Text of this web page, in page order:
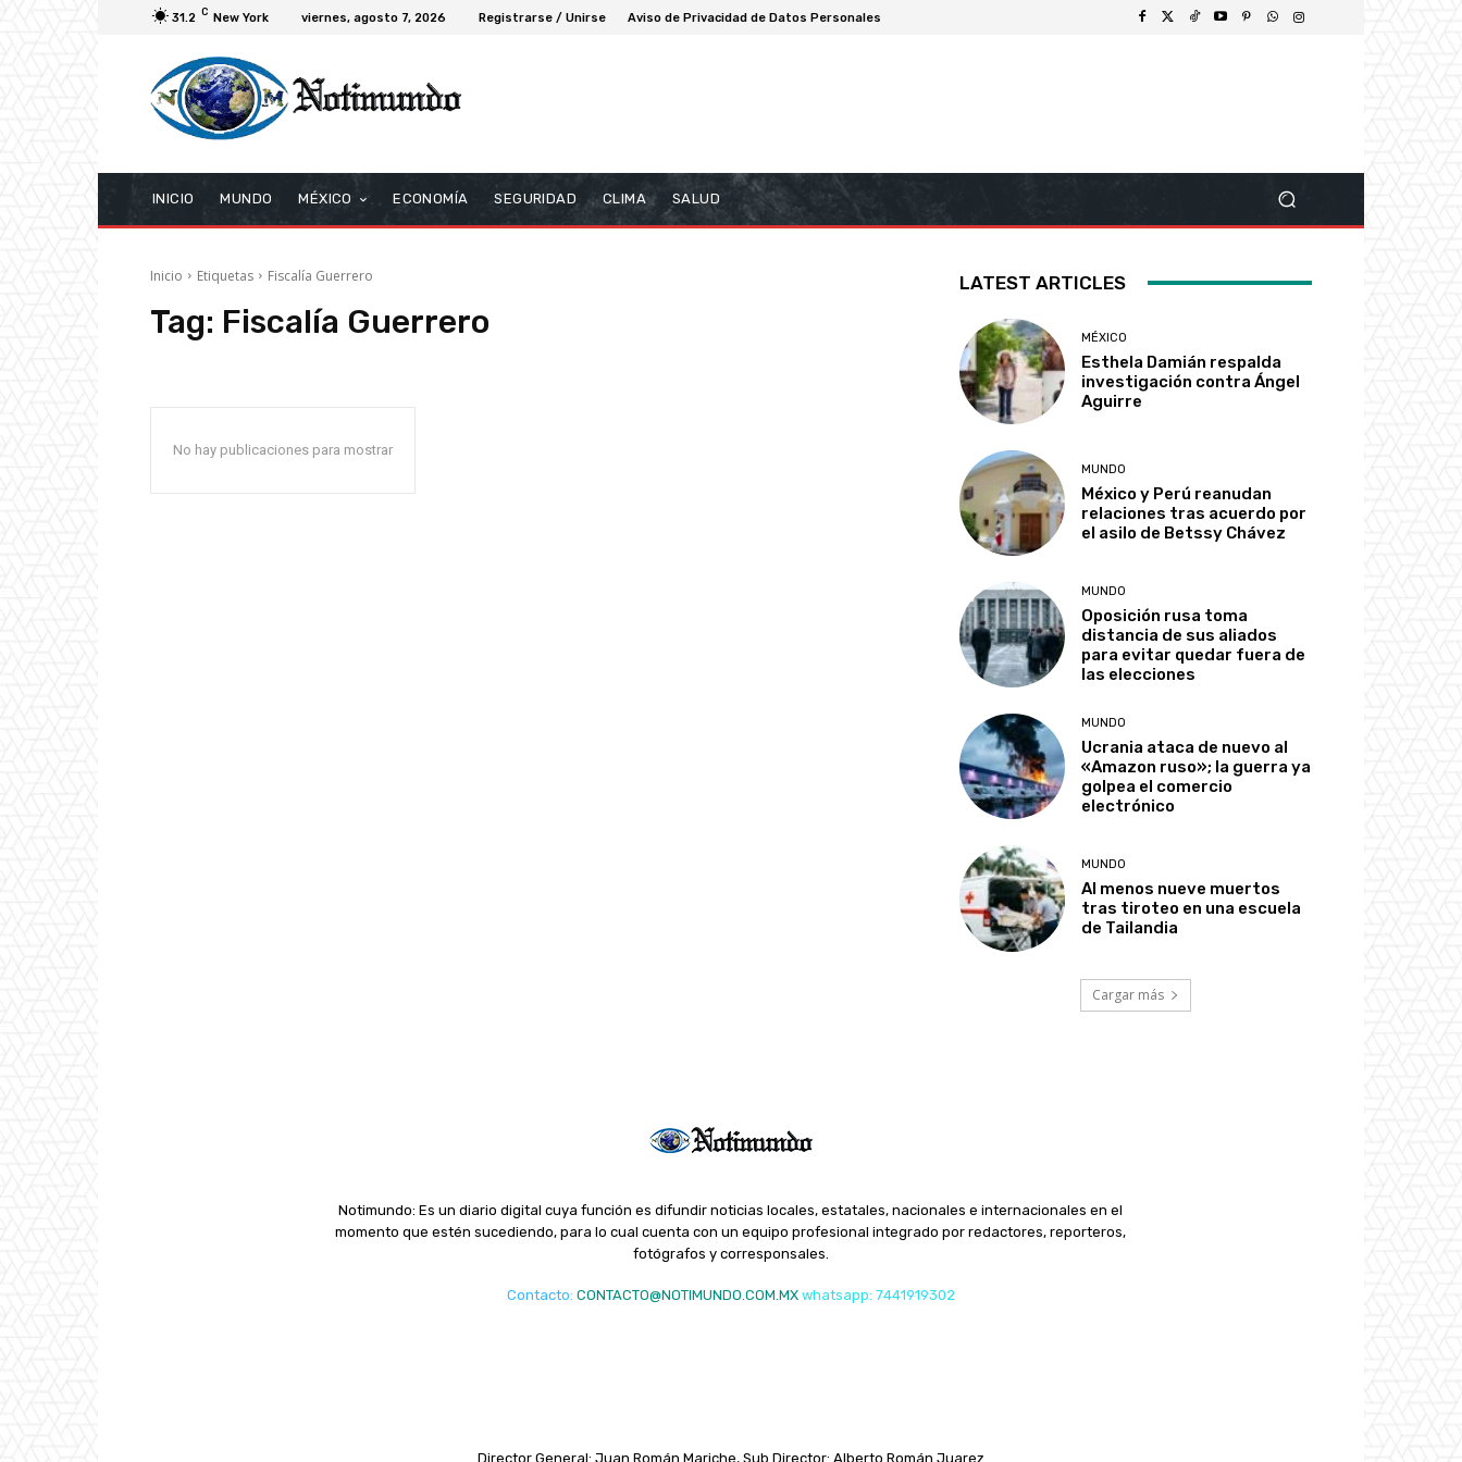
31.2 C New York viernes, agosto 7, 2026 Registrarse / Unirse Aviso de Privacidad de Datos Personales
INICIO MUNDO MÉXICO ECONOMÍA SEGURIDAD CLIMA SALUD
Inicio Etiquetas Fiscalía Guerrero
Tag: Fiscalía Guerrero
No hay publicaciones para mostrar
LATEST ARTICLES
MÉXICO
Esthela Damián respalda
investigación contra Ángel
Aguirre
MUNDO
México y Perú reanudan
relaciones tras acuerdo por
el asilo de Betssy Chávez
MUNDO
Oposición rusa toma
distancia de sus aliados
para evitar quedar fuera de
las elecciones
MUNDO
Ucrania ataca de nuevo al
«Amazon ruso»; la guerra ya
golpea el comercio
electrónico
MUNDO
Al menos nueve muertos
tras tiroteo en una escuela
de Tailandia
Cargar más
Notimundo: Es un diario digital cuya función es difundir noticias locales, estatales, nacionales e internacionales en el
momento que estén sucediendo, para lo cual cuenta con un equipo profesional integrado por redactores, reporteros,
fotógrafos y corresponsales.
Contacto: CONTACTO@NOTIMUNDO.COM.MX whatsapp: 7441919302
Director General: Juan Román Mariche, Sub Director: Alberto Román Juarez